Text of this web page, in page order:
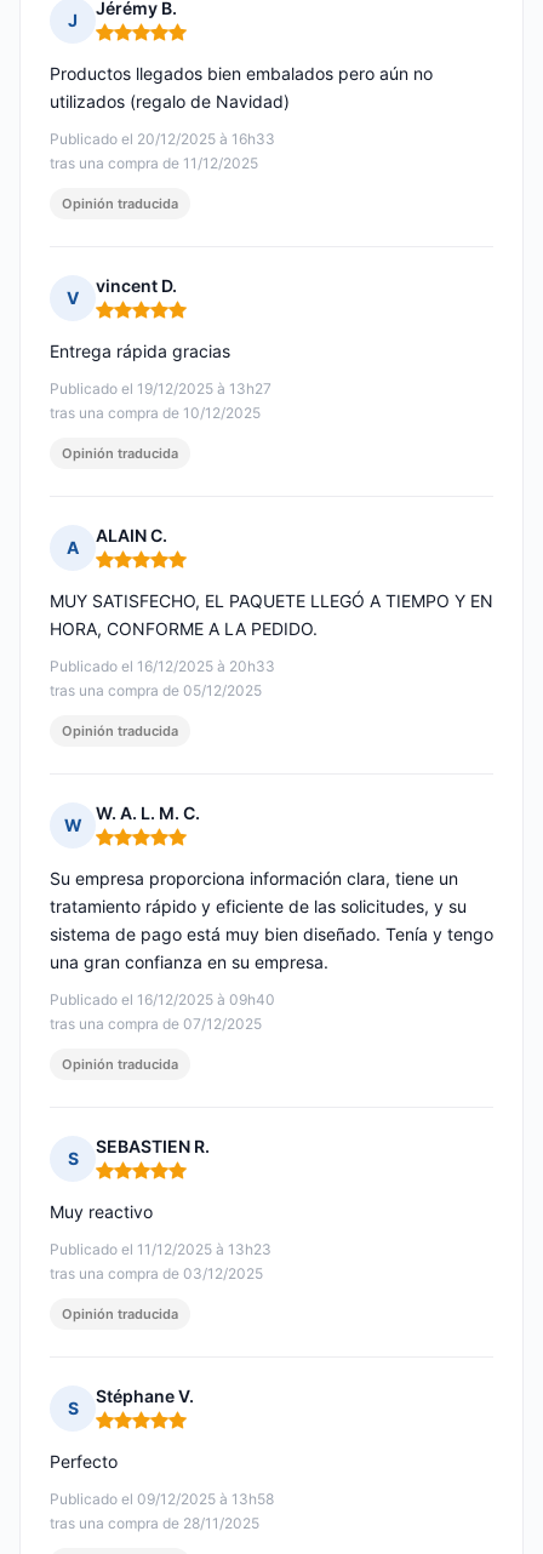
J
Jérémy B.
Nota: 5 de 5
Publicado el 20/12/2025 à 16h33
tras una compra de 11/12/2025
Productos llegados bien embalados pero aún no
utilizados (regalo de Navidad)
Opinión traducida
V
vincent D.
Nota: 5 de 5
Publicado el 19/12/2025 à 13h27
tras una compra de 10/12/2025
Entrega rápida gracias
Opinión traducida
A
ALAIN C.
Nota: 5 de 5
Publicado el 16/12/2025 à 20h33
tras una compra de 05/12/2025
MUY SATISFECHO, EL PAQUETE LLEGÓ A TIEMPO Y EN
HORA, CONFORME A LA PEDIDO.
Opinión traducida
W
W. A. L. M. C.
Nota: 5 de 5
Publicado el 16/12/2025 à 09h40
tras una compra de 07/12/2025
Su empresa proporciona información clara, tiene un
tratamiento rápido y eficiente de las solicitudes, y su
sistema de pago está muy bien diseñado. Tenía y tengo
una gran confianza en su empresa.
Opinión traducida
S
SEBASTIEN R.
Nota: 5 de 5
Publicado el 11/12/2025 à 13h23
tras una compra de 03/12/2025
Muy reactivo
Opinión traducida
S
Stéphane V.
Nota: 5 de 5
Publicado el 09/12/2025 à 13h58
tras una compra de 28/11/2025
Perfecto